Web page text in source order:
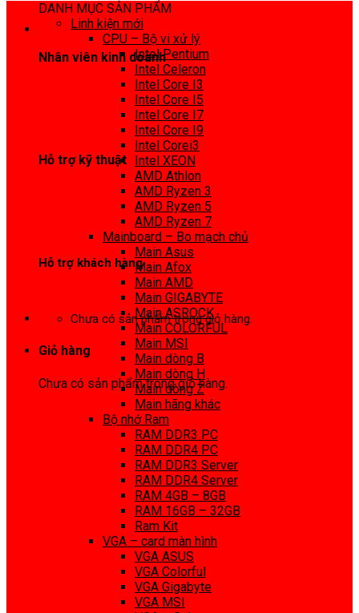
Nhân viên kinh doanh
Hỗ trợ kỹ thuật
Hỗ trợ khách hàng
Chưa có sản phẩm trong giỏ hàng.
Giỏ hàng
Chưa có sản phẩm trong giỏ hàng.
DANH MỤC SẢN PHẨM
Linh kiện mới
CPU – Bộ vi xử lý
Intel Pentium
Intel Celeron
Intel Core I3
Intel Core I5
Intel Core I7
Intel Core I9
Intel Corei3
Intel XEON
AMD Athlon
AMD Ryzen 3
AMD Ryzen 5
AMD Ryzen 7
Mainboard – Bo mạch chủ
Main Asus
Main Afox
Main AMD
Main GIGABYTE
Main ASROCK
Main COLORFUL
Main MSI
Main dòng B
Main dòng H
Main dòng Z
Main hãng khác
Bộ nhớ Ram
RAM DDR3 PC
RAM DDR4 PC
RAM DDR3 Server
RAM DDR4 Server
RAM 4GB – 8GB
RAM 16GB – 32GB
Ram Kit
VGA – card màn hình
VGA ASUS
VGA Colorful
VGA Gigabyte
VGA MSI